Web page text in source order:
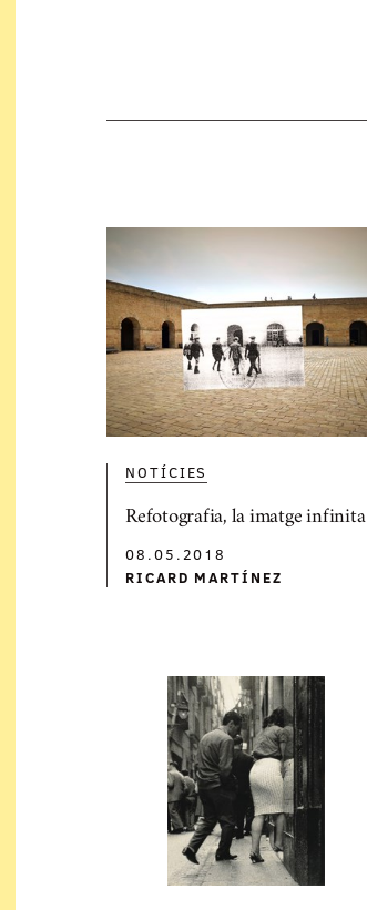
NOTÍCIES
Refotografia, la imatge infinita
08.05.2018
RICARD MARTÍNEZ